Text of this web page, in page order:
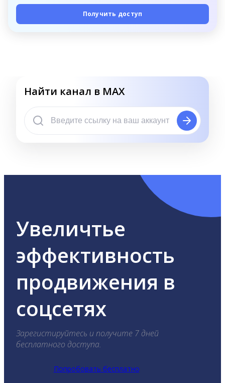
Получить доступ
Найти канал в MAX
Увеличтье
эффективность
продвижения в
соцсетях
Зарегистируйтесь и получите 7 дней
бесплатного доступа.
Попробовать бесплатно